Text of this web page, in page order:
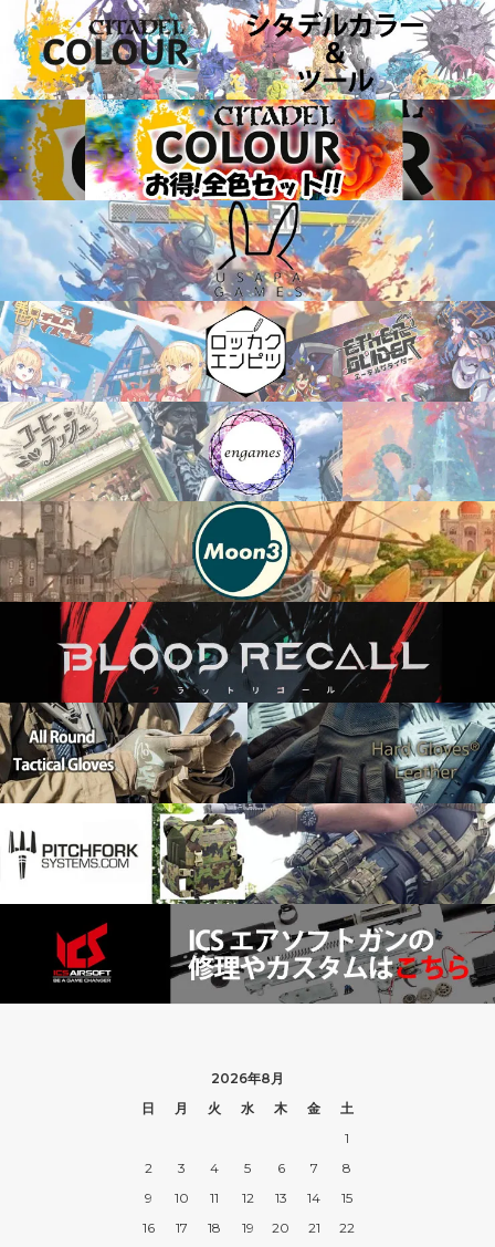
2026年8月
日
月 火 水 木 金
土
1
2
3 4 5 6 7
8
9
10 11 12 13 14
15
16
17 18 19 20 21
22